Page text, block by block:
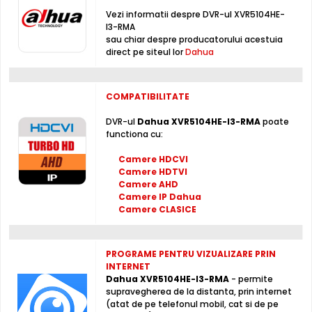
cu4 intrari audio
, la care puteti conecta microfoane,
permitand supravegherea audio de la distanta, de pe PC
sau chiar telefonul mobil.
8 intrari de alarmacu care este dotat Dahua
XVR5104HE-I3-RMA, pot fi folosite pentru conectarea unor
relee externe (detectori prezenta, contacte magnetice,
etc), ce pot actiona mutarea camerelor in preseturi,
activarea inregistrarii sau activarea unei iesiri de alarma.
Dahua XVR5104HE-I3-RMA suporta urmatoarele moduri
Compresie H.265+
Cu compresia H.265+, Dahua XVR5104HE-I3-RMA reduce
Vezi informatii despre DVR-ul XVR5104HE-
I3-RMA
sau chiar despre producatorului acestuia
direct pe siteul lorDahua
COMPATIBILITATE
DVR-ul Dahua XVR5104HE-I3-RMApoate
functiona cu:
Camere HDCVI
Camere HDTVI
Camere AHD
Camere IP Dahua
Camere CLASICE
PROGRAME PENTRU VIZUALIZARE PRIN
INTERNET
Dahua XVR5104HE-I3-RMA - permite
supravegherea de la distanta, prin internet
(atat de pe telefonul mobil, cat si de pe